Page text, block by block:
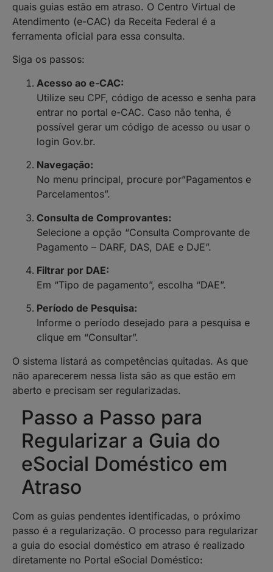
quais guias estão em atraso. O Centro Virtual de
Atendimento (e-CAC) da Receita Federal é a
ferramenta oficial para essa consulta.
Siga os passos:
Acesso ao e-CAC:
Utilize seu CPF, código de acesso e senha para
entrar no portal e-CAC. Caso não tenha, é
possível gerar um código de acesso ou usar o
login Gov.br.
Navegação:
No menu principal, procure por”Pagamentos e
Parcelamentos”.
Consulta de Comprovantes:
Selecione a opção “Consulta Comprovante de
Pagamento – DARF, DAS, DAE e DJE”.
Filtrar por DAE:
Em “Tipo de pagamento”, escolha “DAE”.
Período de Pesquisa:
Informe o período desejado para a pesquisa e
clique em “Consultar”.
O sistema listará as competências quitadas. As que
não aparecerem nessa lista são as que estão em
aberto e precisam ser regularizadas.
Passo a Passo para
Regularizar a Guia do
eSocial Doméstico em
Atraso
Com as guias pendentes identificadas, o próximo
passo é a regularização. O processo para regularizar
a guia do esocial doméstico em atraso é realizado
diretamente no Portal eSocial Doméstico: